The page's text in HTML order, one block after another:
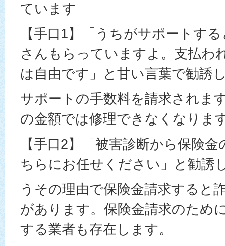
ています
【手口1】「うちがサポートす
さんもらっていますよ。支払わ
は自由です」と甘い言葉で勧誘
サポートの手数料を請求されま
の金額では修理できなくなりま
【手口2】「被害診断から保険
ちらにお任せください」と勧誘
うその理由で保険金請求すると
があります。保険金請求のため
する業者も存在します。